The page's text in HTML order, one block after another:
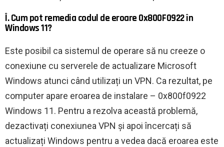
Î. Cum pot remedia codul de eroare 0x800F0922 în
Windows 11?
Este posibil ca sistemul de operare să nu creeze o
conexiune cu serverele de actualizare Microsoft
Windows atunci când utilizați un VPN. Ca rezultat, pe
computer apare eroarea de instalare – 0x800f0922
Windows 11. Pentru a rezolva această problemă,
dezactivați conexiunea VPN și apoi încercați să
actualizați Windows pentru a vedea dacă eroarea este